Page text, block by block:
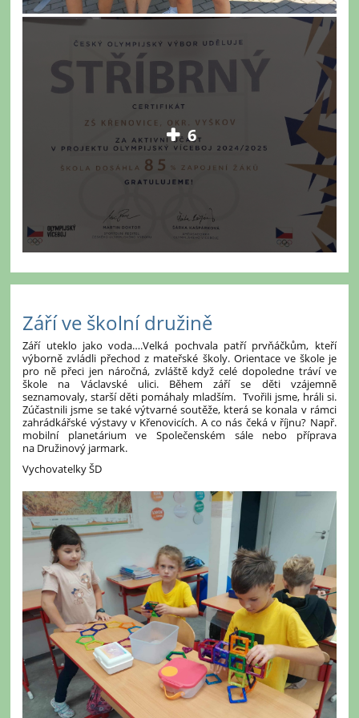
6
Září ve školní družině
Září uteklo jako voda….Velká pochvala patří prvňáčkům, kteří
výborně zvládli přechod z mateřské školy. Orientace ve škole je
pro ně přeci jen náročná, zvláště když celé dopoledne tráví ve
škole na Václavské ulici. Během září se děti vzájemně
seznamovaly, starší děti pomáhaly mladším. Tvořili jsme, hráli si.
Zúčastnili jsme se také výtvarné soutěže, která se konala v rámci
zahrádkářské výstavy v Křenovicích. A co nás čeká v říjnu? Např.
mobilní planetárium ve Společenském sále nebo příprava
na Družinový jarmark.
Vychovatelky ŠD